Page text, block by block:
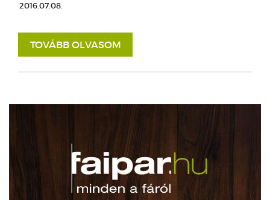
2016.07.08.
TOVÁBB OLVASOM